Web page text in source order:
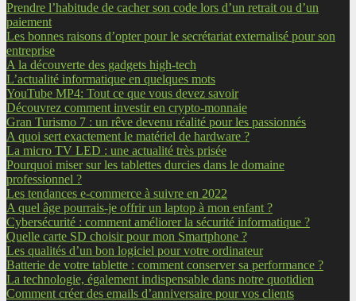
Prendre l’habitude de cacher son code lors d’un retrait ou d’un
paiement
Les bonnes raisons d’opter pour le secrétariat externalisé pour son
entreprise
A la découverte des gadgets high-tech
L’actualité informatique en quelques mots
YouTube MP4: Tout ce que vous devez savoir
Découvrez comment investir en crypto-monnaie
Gran Turismo 7 : un rêve devenu réalité pour les passionnés
A quoi sert exactement le matériel de hardware ?
La micro TV LED : une actualité très prisée
Pourquoi miser sur les tablettes durcies dans le domaine
professionnel ?
Les tendances e-commerce à suivre en 2022
A quel âge pourrais-je offrir un laptop à mon enfant ?
Cybersécurité : comment améliorer la sécurité informatique ?
Quelle carte SD choisir pour mon Smartphone ?
Les qualités d’un bon logiciel pour votre ordinateur
Batterie de votre tablette : comment conserver sa performance ?
La technologie, également indispensable dans notre quotidien
Comment créer des emails d’anniversaire pour vos clients